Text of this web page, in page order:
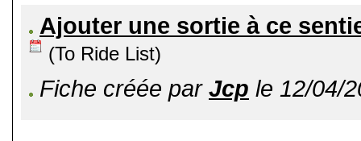
Ajouter une sortie à ce
(To Ride List)
Fiche créée par Jcp le 12/04/